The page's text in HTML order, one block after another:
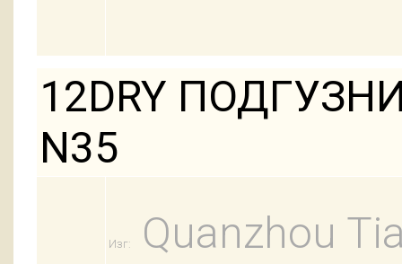
12DRY
N35
Изг:
Quanzhou